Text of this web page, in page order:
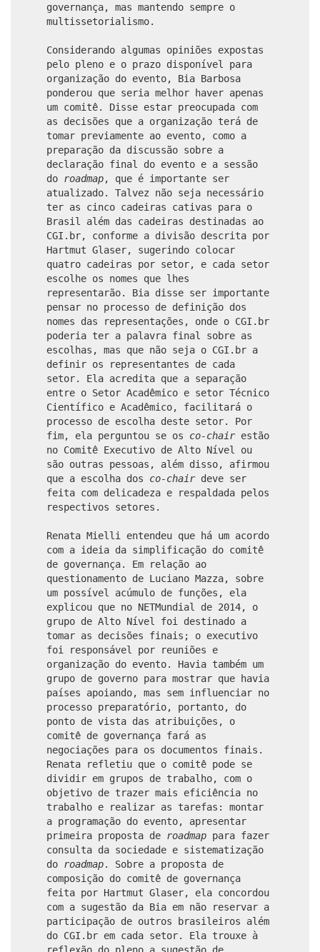
governança, mas mantendo sempre o
multissetorialismo.
Considerando algumas opiniões expostas
pelo pleno e o prazo disponível para
organização do evento, Bia Barbosa
ponderou que seria melhor haver apenas
um comitê. Disse estar preocupada com
as decisões que a organização terá de
tomar previamente ao evento, como a
preparação da discussão sobre a
declaração final do evento e a sessão
do roadmap, que é importante ser
atualizado. Talvez não seja necessário
ter as cinco cadeiras cativas para o
Brasil além das cadeiras destinadas ao
CGI.br, conforme a divisão descrita por
Hartmut Glaser, sugerindo colocar
quatro cadeiras por setor, e cada setor
escolhe os nomes que lhes
representarão. Bia disse ser importante
pensar no processo de definição dos
nomes das representações, onde o CGI.br
poderia ter a palavra final sobre as
escolhas, mas que não seja o CGI.br a
definir os representantes de cada
setor. Ela acredita que a separação
entre o Setor Acadêmico e setor Técnico
Científico e Acadêmico, facilitará o
processo de escolha deste setor. Por
fim, ela perguntou se os co-chairestão
no Comitê Executivo de Alto Nível ou
são outras pessoas, além disso, afirmou
que a escolha dos co-chairdeve ser
feita com delicadeza e respaldada pelos
respectivos setores.
Renata Mielli entendeu que há um acordo
com a ideia da simplificação do comitê
de governança. Em relação ao
questionamento de Luciano Mazza, sobre
um possível acúmulo de funções, ela
explicou que no NETMundial de 2014, o
grupo de Alto Nível foi destinado a
tomar as decisões finais; o executivo
foi responsável por reuniões e
organização do evento. Havia também um
grupo de governo para mostrar que havia
países apoiando, mas sem influenciar no
processo preparatório, portanto, do
ponto de vista das atribuições, o
comitê de governança fará as
negociações para os documentos finais.
Renata refletiu que o comitê pode se
dividir em grupos de trabalho, com o
objetivo de trazer mais eficiência no
trabalho e realizar as tarefas: montar
a programação do evento, apresentar
primeira proposta de roadmap para fazer
consulta da sociedade e sistematização
do roadmap. Sobre a proposta de
composição do comitê de governança
feita por Hartmut Glaser, ela concordou
com a sugestão da Bia em não reservar a
participação de outros brasileiros além
do CGI.br em cada setor. Ela trouxe à
reflexão do pleno a sugestão de